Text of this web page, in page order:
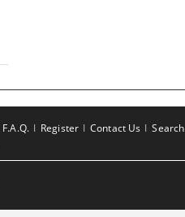
F.A.Q. Register Contact Us Search